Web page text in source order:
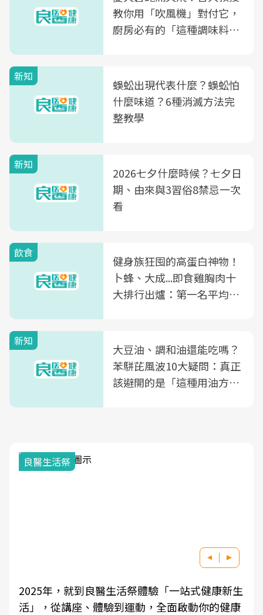
教你用「吹風機」對付它，
廚房必有的「這種調味料」
新知
蜈蚣出現代表什麼？蜈蚣怕
什麼味道？6種消滅方法完
整教學
新知
2026七夕什麼時候？七夕日
期、由來與3習俗8禁忌一次
看
飲食
健身族狂囤的高蛋白神物！
卜蜂、大成...即食雞胸肉十
大排行出爐：第一名平均一
新知
大豆油、調和油還能吃嗎？
苯駢芘風波10大疑問：真正
該避開的是「這種用油方
良醫生活祭
2025年，就到良醫生活祭體驗「一站式健康新生
活」，從講座、體驗到運動，全面啟動你的健康